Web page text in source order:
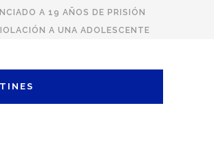
A 19 AÑOS DE PRISIÓN
A UNA ADOLESCENTE